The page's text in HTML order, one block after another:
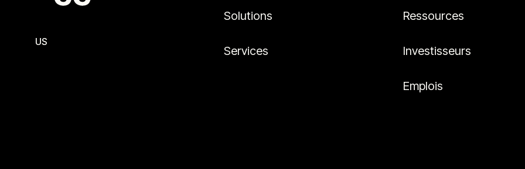
US
Solutions
Services
Ressources
Investisseurs
Emplois